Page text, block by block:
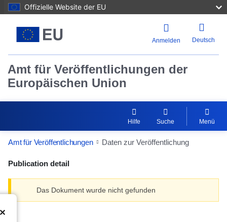
Offizielle Website der EU
Anmelden Deutsch
Amt für Veröffentlichungen der
Europäischen Union
Hilfe Suche Menü
Amt für Veröffentlichungen Daten zur Veröffentlichung
Publication detail
Das Dokument wurde nicht gefunden